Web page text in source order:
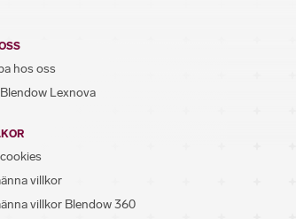
hos oss
Lexnova
villkor
villkor Blendow 360